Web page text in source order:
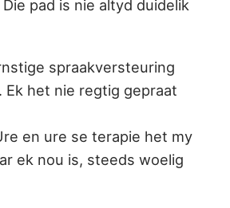
pad is nie altyd duidelik
spraakversteuring
Ek het nie regtig gepraat
en ure se terapie het my
ek nou is, steeds woelig